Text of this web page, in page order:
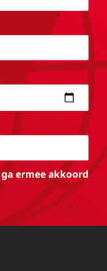
ermee akkoord